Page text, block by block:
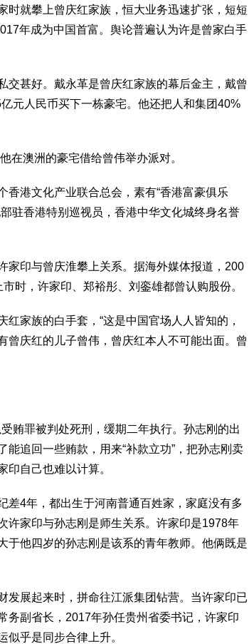
时就攀上曾庆红家族，恒大业务迅速扩张，短短
年成为中国首富。舆论普遍认为许是曾家白手
交甚好。戴永革是曾庆红家族的幕后金主，戴曾
元人民币买下一栋豪宅。他还把人和集团40%
在澳洲的豪宅借给曾伟举办派对。
港文化产业联合总会，素有“香港富豪俱乐
驻香港特别巡视员，香港中华文化城终身名誉
家印与曾庆淮攀上关系。据海外媒体报道，200
时，许家印、郑裕彤、刘銮雄都曾认购股份。
家族的白手套，“这是中国官场人人皆知的，
曾庆红的儿子曾伟，曾庆红本人不可能出面。曾
贿罪被判处死刑，缓期二年执行。孙志刚的出
追回一些贿款，用来“补款立功”，把孙志刚卖
印自己也难以计算。
差4年，都出生于河南普通百姓家，家庭没有多
许家印与孙志刚是师生关系。许家印是1978年
于他四岁的孙志刚是该系的青年教师。他俩既是
发展起来时，拼命往江派集团钻营。当许家印已
务副省长，2017年孙任贵州省委书记，许家印
似乎是同步合律上升。